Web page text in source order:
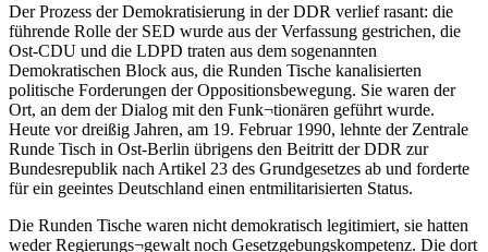
Der Prozess der Demokratisierung in der DDR verlief rasant: die
führende Rolle der SED wurde aus der Verfassung gestrichen, die
Ost-CDU und die LDPD traten aus dem sogenannten
Demokratischen Block aus, die Runden Tische kanalisierten
politische Forderungen der Oppositionsbewegung. Sie waren der
Ort, an dem der Dialog mit den Funk¬tionären geführt wurde.
Heute vor dreißig Jahren, am 19. Februar 1990, lehnte der Zentrale
Runde Tisch in Ost-Berlin übrigens den Beitritt der DDR zur
Bundesrepublik nach Artikel 23 des Grundgesetzes ab und forderte
für ein geeintes Deutschland einen entmilitarisierten Status.
Die Runden Tische waren nicht demokratisch legitimiert, sie hatten
weder Regierungs¬gewalt noch Gesetzgebungskompetenz. Die dort